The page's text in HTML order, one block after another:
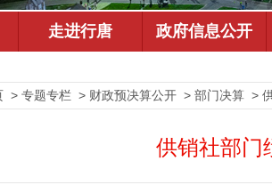
> 专题专栏 > 财政预决算公开 > 部门决算 >
供销社部门